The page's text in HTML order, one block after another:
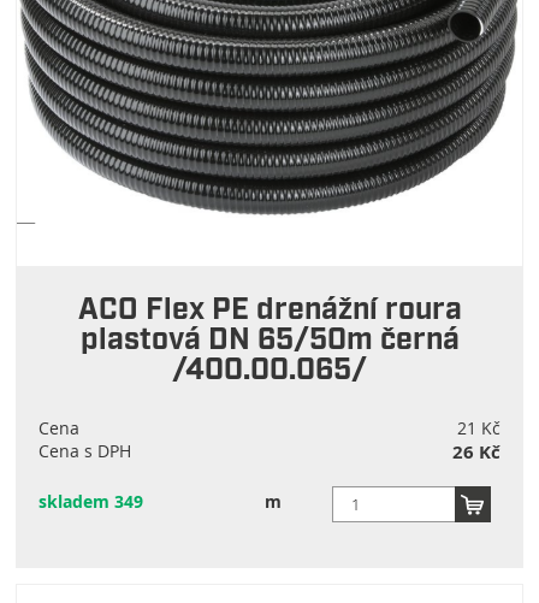
ACO Flex PE drenážní roura
plastová DN 65/50m černá
/400.00.065/
Cena
21 Kč
Cena s DPH
26 Kč
skladem 349 m